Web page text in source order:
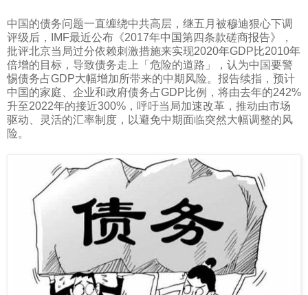
中国的债务问题一直缠绕中共高层，继五月被穆迪狠心下调
评级后，
IMF最近公布《2017年中国第四条款磋商报告》，
批评北京当局过分依赖刺激措施来实现2020年GDP比2010年
倍增的目标，导致债务走上「危险的道路」，认为中国要警
惕债务占GDP大幅增加所带来的中期风险。报告续指，预计
中国的家庭、企业和政府债务占GDP比例，将由去年的242%
升至2022年的接近300% ，呼吁当局加速改革，推动由市场
驱动、灵活的汇率制度，以避免中期面临突然大幅调整的风
险。